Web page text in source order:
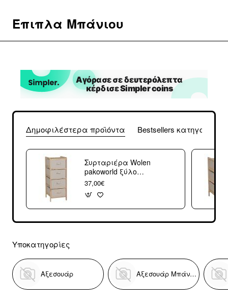
Έπιπλα Μπάνιου
Δημοφιλέστερα προϊόντα Bestsellers κατηγορίας
Συρταριέρα Wolen
pakoworld ξύλο
ελάτου-ύφασμα
σε φυσική-μπεζ
απόχρωση
34.5x36.5x86εκ
37,00€
Υποκατηγορίες
Αξεσουάρ Αξεσουάρ Μπάνιου